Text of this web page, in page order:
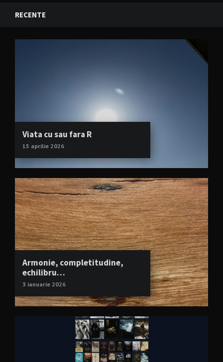
RECENTE
Viata cu sau fara R
15 aprilie 2026
Armonie, completitudine,
echilibru…
3 ianuarie 2026